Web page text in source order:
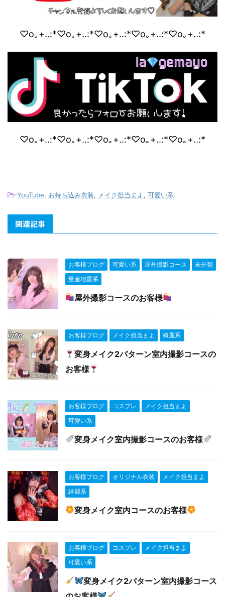
♡o｡+..:*♡o｡+..:*♡o｡+..:*♡o｡+..:*♡o｡+..:*
♡o｡+..:*♡o｡+..:*♡o｡+..:*♡o｡+..:*♡o｡+..:*
-YouTube, お持ち込み衣装, メイク担当まよ , 可愛い系
関連記事
お客様ブログ 可愛い系 屋外撮影コース
未分類
量産地雷系
屋外撮影コースのお客様
お客様ブログ メイク担当まよ 綺麗系
変身メイク2パターン室内撮影コースの
お客様
お客様ブログ コスプレ
メイク担当まよ
可愛い系
変身メイク室内撮影コースのお客様
お客様ブログ オリジナル衣装
メイク担当まよ
綺麗系
変身メイク室内コースのお客様
お客様ブログ コスプレ
メイク担当まよ
可愛い系
変身メイク2パターン室内撮影コース